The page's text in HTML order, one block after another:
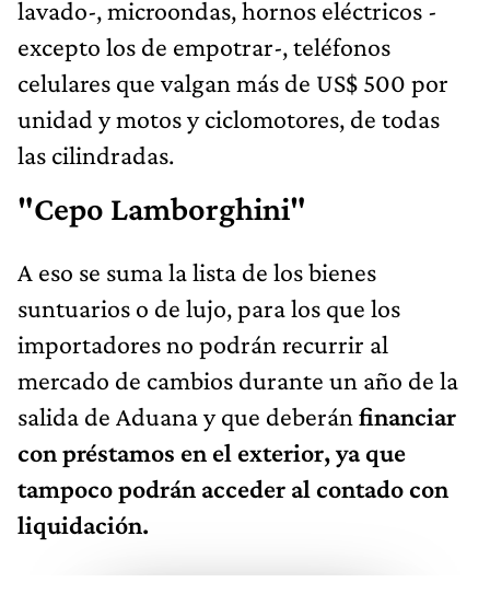
lavado-, microondas, hornos eléctricos -
excepto los de empotrar-, teléfonos
celulares que valgan más de US$ 500 por
unidad y motos y ciclomotores, de todas
las cilindradas.
"Cepo Lamborghini"
A eso se suma la lista de los bienes
suntuarios o de lujo, para los que los
importadores no podrán recurrir al
mercado de cambios durante un año de la
salida de Aduana y que deberán financiar
con préstamos en el exterior, ya que
tampoco podrán acceder al contado con
liquidación.